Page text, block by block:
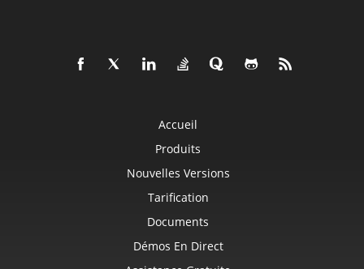
Accueil
Produits
Nouvelles Versions
Tarification
Documents
Démos En Direct